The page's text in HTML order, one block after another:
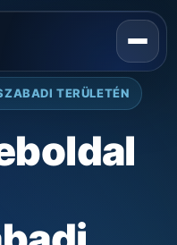
TERÜLETÉN